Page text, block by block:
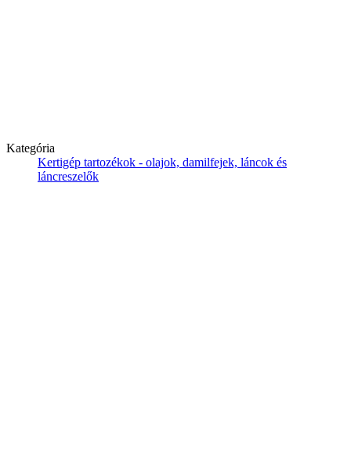
Kategória
Kertigép tartozékok - olajok, damilfejek, láncok és
láncreszelők